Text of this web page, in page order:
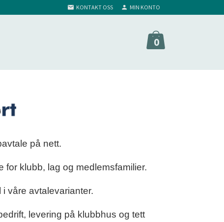
KONTAKT OSS MIN KONTO
0
på nett.
for klubb, lag og medlemsfamilier.
våre avtalevarianter.
levering på klubbhus og tett